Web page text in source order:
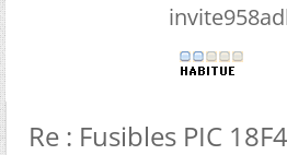
Re : Fusibles PIC